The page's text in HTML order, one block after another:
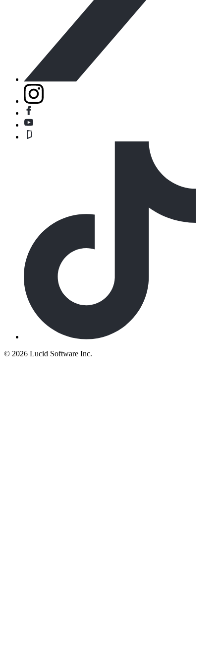
© 2026 Lucid Software Inc.